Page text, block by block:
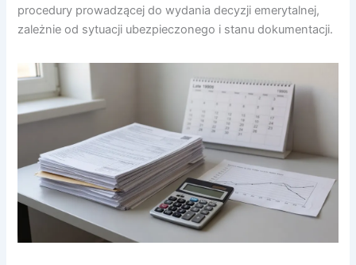
procedury prowadzącej do wydania decyzji emerytalnej,
zależnie od sytuacji ubezpieczonego i stanu dokumentacji.